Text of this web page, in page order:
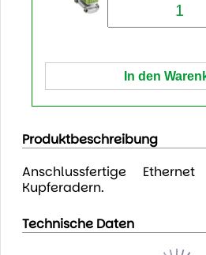
Produktbeschreibung
Anschlussfertige
Kupferadern.
Technische Daten